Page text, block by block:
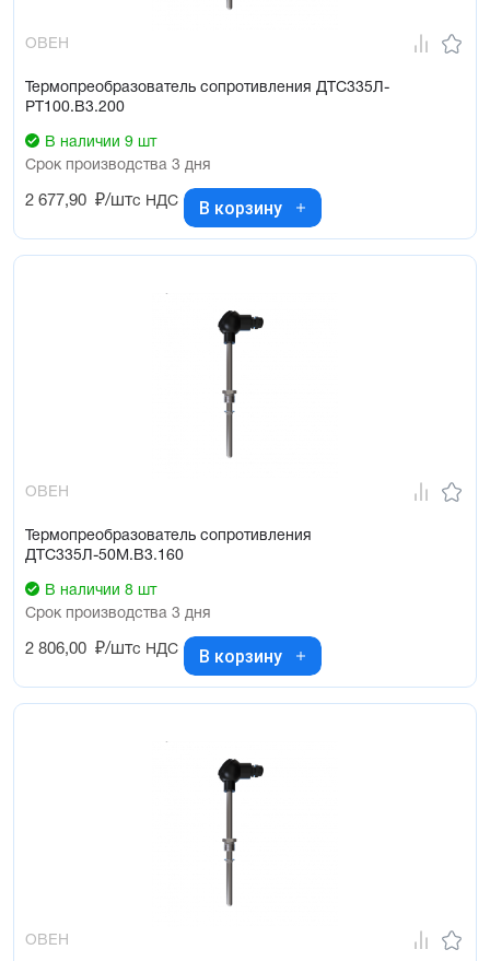
ОВЕН
Термопреобразователь сопротивления ДТС335Л-
РТ100.В3.200
В наличии 9 шт
Срок производства 3 дня
2 677,90 ₽/штс НДС В корзину
ОВЕН
Термопреобразователь сопротивления
ДТС335Л-50М.В3.160
В наличии 8 шт
Срок производства 3 дня
2 806,00 ₽/штс НДС В корзину
ОВЕН